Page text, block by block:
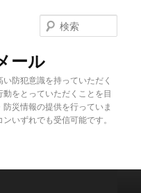
ール
防犯意識を持っていただく
をとっていただくことを目
災情報の提供を行っていま
いずれでも受信可能です。
索